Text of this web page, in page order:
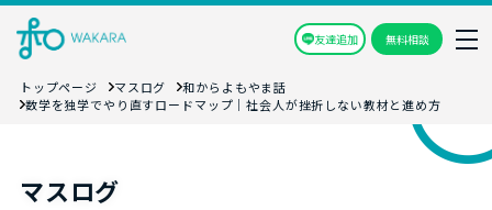
友達追加 無料相談
トップページ マスログ
和からよもやま話
数学を独学でやり直すロードマップ｜社会人が挫折しない教材と進め方
マスログ